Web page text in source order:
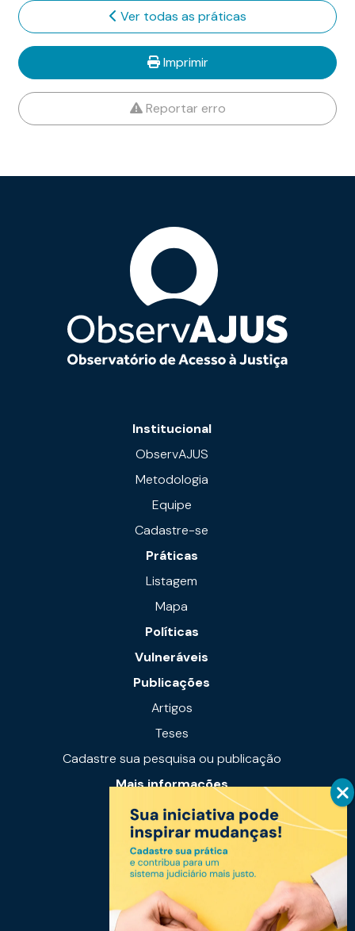
Ver todas as práticas
Imprimir
Reportar erro
Institucional
ObservAJUS
Metodologia
Equipe
Cadastre-se
Práticas
Listagem
Mapa
Políticas
Vulneráveis
Publicações
Artigos
Teses
Cadastre sua pesquisa ou publicação
Mais informações
Notícias
Links úteis
Fale conosco